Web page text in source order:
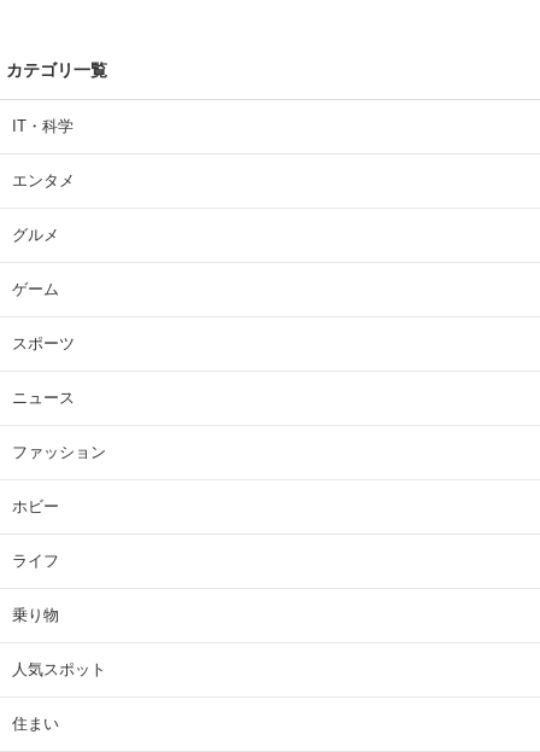
カテゴリ一覧
IT・科学
エンタメ
グルメ
ゲーム
スポーツ
ニュース
ファッション
ホビー
ライフ
乗り物
人気スポット
住まい